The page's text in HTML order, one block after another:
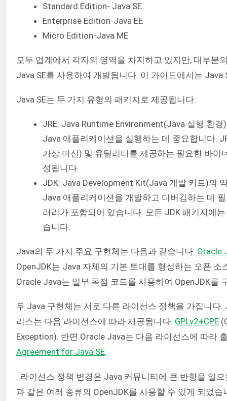
Standard Edition- Java SE
Enterprise Edition-Java EE
Micro Edition-Java ME
모두 업계에서 각자의 영역을 차지하고 있지만, 대부분
Java SE를 사용하여 개발됩니다. 이 가이드에서는 Java
Java SE는 두 가지 유형의 패키지로 제공됩니다:
JRE: Java Runtime Environment(Java 실행 환
Java 애플리케이션을 실행하는 데 중요합니다.
가상 머신) 및 유틸리티를 제공하는 필요한 바이
성됩니다.
JDK: Java Development Kit(Java 개발 키트)의
Java 애플리케이션을 개발하고 디버깅하는 데
러리가 포함되어 있습니다. 모든 JDK 패키지에
습니다.
Java의 두 가지 주요 구현체는 다음과 같습니다: Oracle
OpenJDK는 Java 자체의 기본 토대를 형성하는 오픈 소
Oracle Java는 일부 독점 코드를 사용하여 OpenJDK를
두 Java 구현체는 서로 다른 라이선스 정책을 가집니다.
리스는 다음 라이선스에 따라 제공됩니다: GPLv2+CPE
Exception). 반면 Oracle Java는 다음 라이선스에 따라
Agreement for Java SE.
. 라이선스 정책 변경은 Java 커뮤니티에 큰 반향을 일
과 같은 여러 종류의 OpenJDK를 사용할 수 있게 되었습